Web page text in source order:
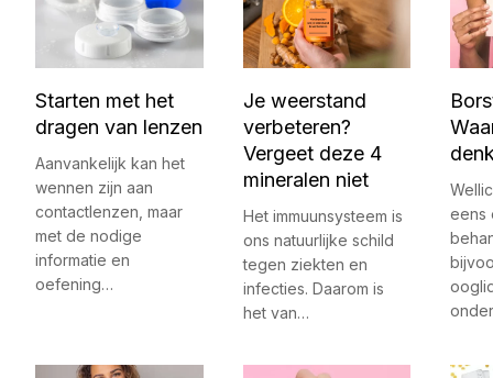
Starten met het
dragen van lenzen
Aanvankelijk kan het
wennen zijn aan
contactlenzen, maar
met de nodige
informatie en
oefening…
Je weerstand
verbeteren?
Vergeet deze 4
mineralen niet
Het immuunsysteem is
ons natuurlijke schild
tegen ziekten en
infecties. Daarom is
het van…
eens